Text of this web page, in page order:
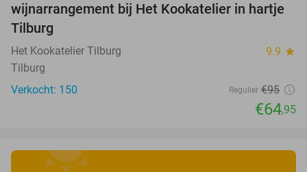
wijnarrangement bij Het Kookatelier in hartje
Tilburg
Het Kookatelier Tilburg 9.9 star
Tilburg
Verkocht: 150
Regulier €95
€64,95